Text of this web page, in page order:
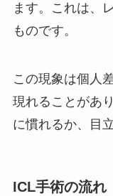
ます。これは、
ものです。
この現象は個人
現れることがあ
に慣れるか、目
ICL手術の流れ